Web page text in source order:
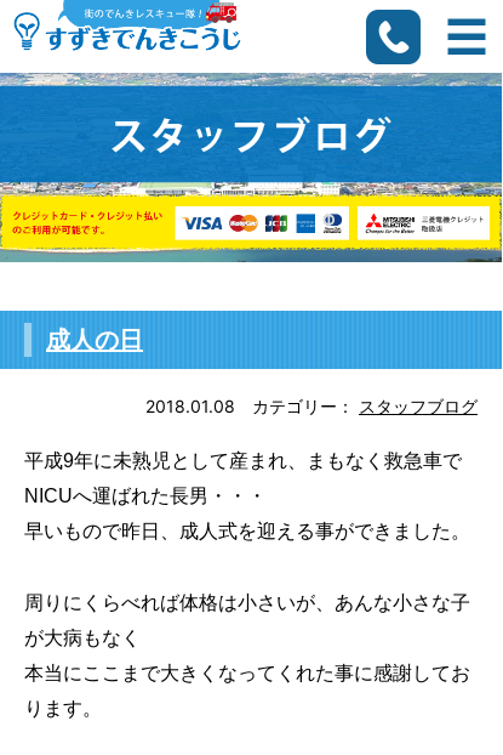
成人の日
2018.01.08 カテゴリー： スタッフブログ
平成9年に未熟児として産まれ、まもなく救急車で
NICUへ運ばれた長男・・・
早いもので昨日、成人式を迎える事ができました。
周りにくらべれば体格は小さいが、あんな小さな子
が大病もなく
本当にここまで大きくなってくれた事に感謝してお
ります。